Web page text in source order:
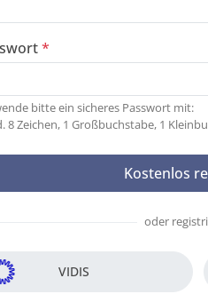
bitte ein sicheres Passwort mit:
8 Zeichen, 1 Großbuchstabe, 1
oder
VIDIS